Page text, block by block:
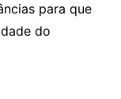
para que
do